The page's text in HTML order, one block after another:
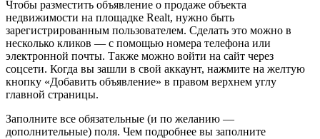
Чтобы разместить объявление о продаже объекта
недвижимости на площадке Realt, нужно быть
зарегистрированным пользователем. Сделать это можно в
несколько кликов — с помощью номера телефона или
электронной почты. Также можно войти на сайт через
соцсети. Когда вы зашли в свой аккаунт, нажмите на желтую
кнопку «Добавить объявление» в правом верхнем углу
главной страницы.
Заполните все обязательные (и по желанию —
дополнительные) поля. Чем подробнее вы заполните